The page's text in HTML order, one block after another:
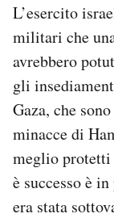
L’esercito
militari che
avrebbero
gli
Gaza, che
minacce di
meglio protetti
è successo è
era stata